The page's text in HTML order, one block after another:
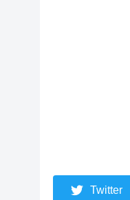
Twitter